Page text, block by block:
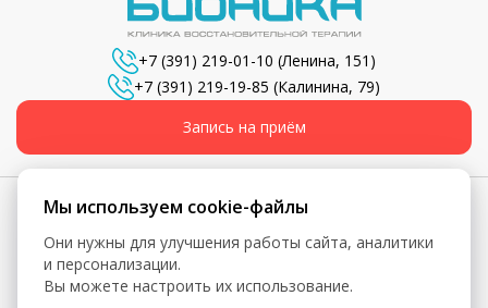
+7 (391) 219-01-10 (Ленина, 151)
+7 (391) 219-19-85 (Калинина, 79)
Запись на приём
© 2026, Бионика - Сеть медицинских центров
Вся информация, включая цены, представлена для
Мы используем cookie-файлы
Они нужны для улучшения работы сайта, аналитики
и персонализации.
Вы можете настроить их использование.